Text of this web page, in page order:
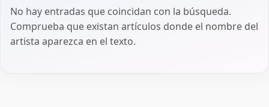
No hay entradas que coincidan con la búsqueda.
Comprueba que existan artículos donde el nombre del
artista aparezca en el texto.